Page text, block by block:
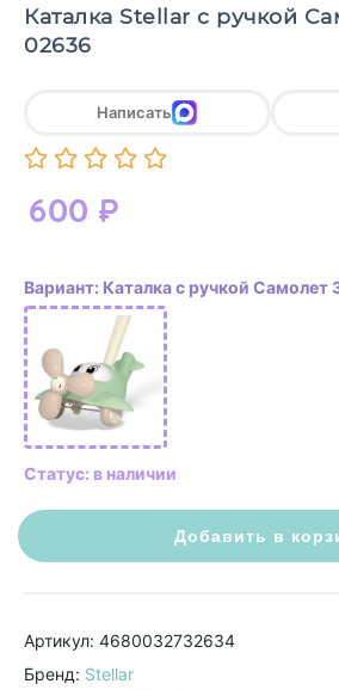
Каталка Stellar с ручкой
02636
600 ₽
Написать
Вариант: Каталка с ручкой
Статус: в наличии
Добавить в
Артикул: 4680032732634
Бренд: Stellar